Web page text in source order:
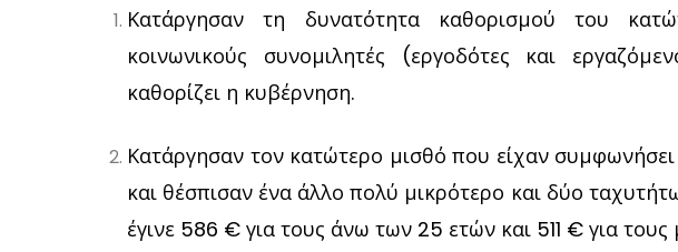
Κατάργησαν τη δυνατότητα καθορισμού του
κοινωνικούς συνομιλητές (εργοδότες και
καθορίζει η κυβέρνηση.
Κατάργησαν τον κατώτερο μισθό που είχαν συμφωνήσει
και θέσπισαν ένα άλλο πολύ μικρότερο και δύο
έγινε 586 € για τους άνω των 25 ετών και 511 € για τους